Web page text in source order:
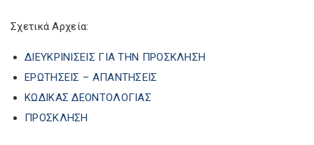
Σχετικά Αρχεία:
ΔΙΕΥΚΡΙΝΙΣΕΙΣ ΓΙΑ ΤΗΝ ΠΡΟΣΚΛΗΣΗ
ΕΡΩΤΗΣΕΙΣ – ΑΠΑΝΤΗΣΕΙΣ
ΚΩΔΙΚΑΣ ΔΕΟΝΤΟΛΟΓΙΑΣ
ΠΡΟΣΚΛΗΣΗ